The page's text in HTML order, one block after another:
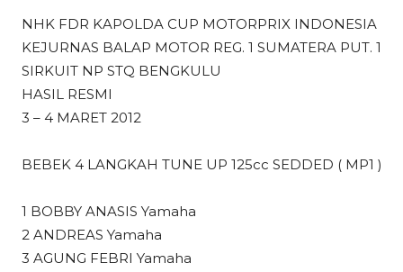
NHK FDR KAPOLDA CUP MOTORPRIX INDONESIA
KEJURNAS BALAP MOTOR REG. 1 SUMATERA PUT. 1
SIRKUIT NP STQ BENGKULU
HASIL RESMI
3 – 4 MARET 2012
BEBEK 4 LANGKAH TUNE UP 125cc SEDDED ( MP1 )
1 BOBBY ANASIS Yamaha
2 ANDREAS Yamaha
3 AGUNG FEBRI Yamaha